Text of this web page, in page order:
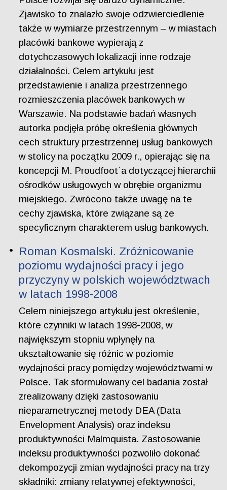
Zjawisko to znalazło swoje odzwierciedlenie
także w wymiarze przestrzennym – w miastach
placówki bankowe wypierają z
dotychczasowych lokalizacji inne rodzaje
działalności. Celem artykułu jest
przedstawienie i analiza przestrzennego
rozmieszczenia placówek bankowych w
Warszawie. Na podstawie badań własnych
autorka podjęła próbę określenia głównych
cech struktury przestrzennej usług bankowych
w stolicy na początku 2009 r., opierając się na
koncepcji M. Proudfoot`a dotyczącej hierarchii
ośrodków usługowych w obrębie organizmu
miejskiego. Zwrócono także uwagę na te
cechy zjawiska, które związane są ze
specyficznym charakterem usług bankowych.
Roman Kosmalski. Zróżnicowanie
poziomu wydajności pracy i jego
przyczyny w polskich województwach
w latach 1998-2008
Celem niniejszego artykułu jest określenie,
które czynniki w latach 1998-2008, w
największym stopniu wpłynęły na
ukształtowanie się różnic w poziomie
wydajności pracy pomiędzy województwami w
Polsce. Tak sformułowany cel badania został
zrealizowany dzięki zastosowaniu
nieparametrycznej metody DEA (Data
Envelopment Analysis) oraz indeksu
produktywności Malmquista. Zastosowanie
indeksu produktywności pozwoliło dokonać
dekompozycji zmian wydajności pracy na trzy
składniki: zmiany relatywnej efektywności,